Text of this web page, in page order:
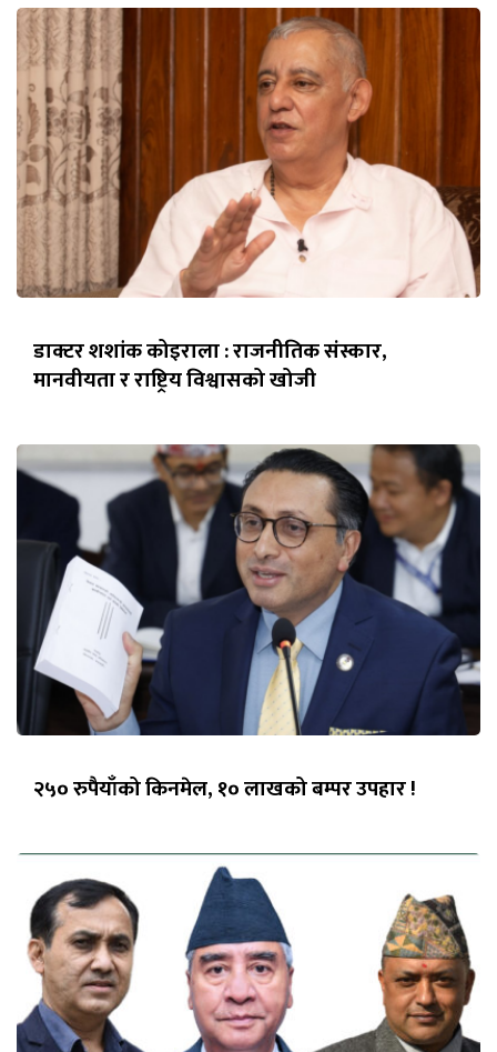
डाक्टर शशांक कोइराला : राजनीतिक संस्कार,
मानवीयता र राष्ट्रिय विश्वासको खोजी
२५० रुपैयाँको किनमेल, १० लाखको बम्पर उपहार !